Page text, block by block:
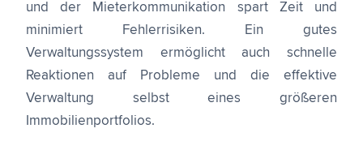
und der Mieterkommunikation spart Zeit und
minimiert Fehlerrisiken. Ein gutes
Verwaltungssystem ermöglicht auch schnelle
Reaktionen auf Probleme und die effektive
Verwaltung selbst eines größeren
Immobilienportfolios.